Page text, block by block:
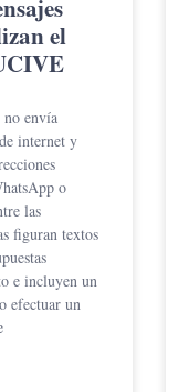
el
envía
internet y
o
las
figuran textos
e incluyen un
efectuar un